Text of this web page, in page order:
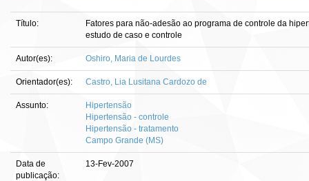
Título:
Fatores para não-adesão ao programa de controle da
estudo de caso e controle
Autor(es): Oshiro, Maria de Lourdes
Orientador(es): Castro, Lia Lusitana Cardozo de
Assunto:
Hipertensão
Hipertensão - controle
Hipertensão - tratamento
Campo Grande (MS)
Data de
publicação:
13-Fev-2007